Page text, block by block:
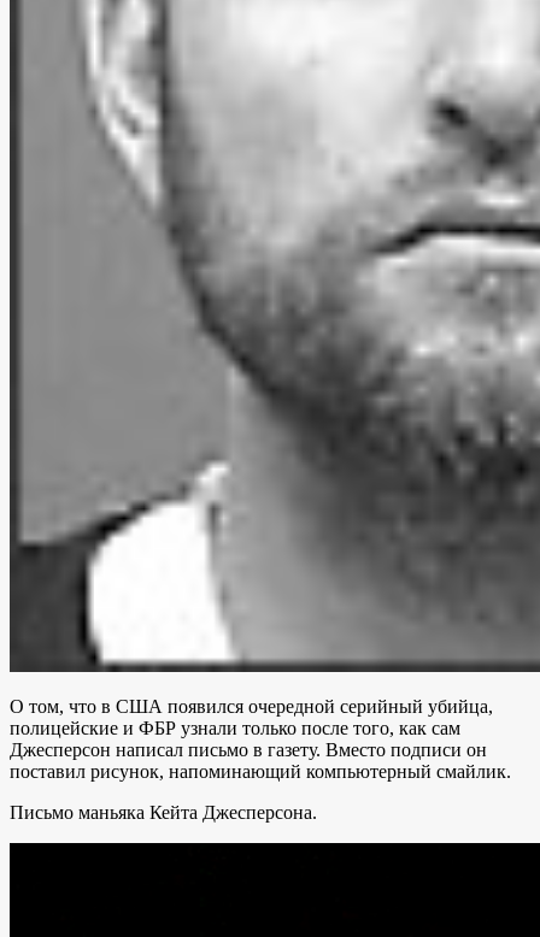
О том, что в США появился очередной серийный убийца,
полицейские и ФБР узнали только после того, как сам
Джесперсон написал письмо в газету. Вместо подписи он
поставил рисунок, напоминающий компьютерный смайлик.
Письмо маньяка Кейта Джесперсона.